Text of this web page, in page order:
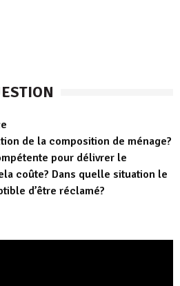
de la composition de ménage?
pour délivrer le
coûte? Dans quelle situation le
d’être réclamé?